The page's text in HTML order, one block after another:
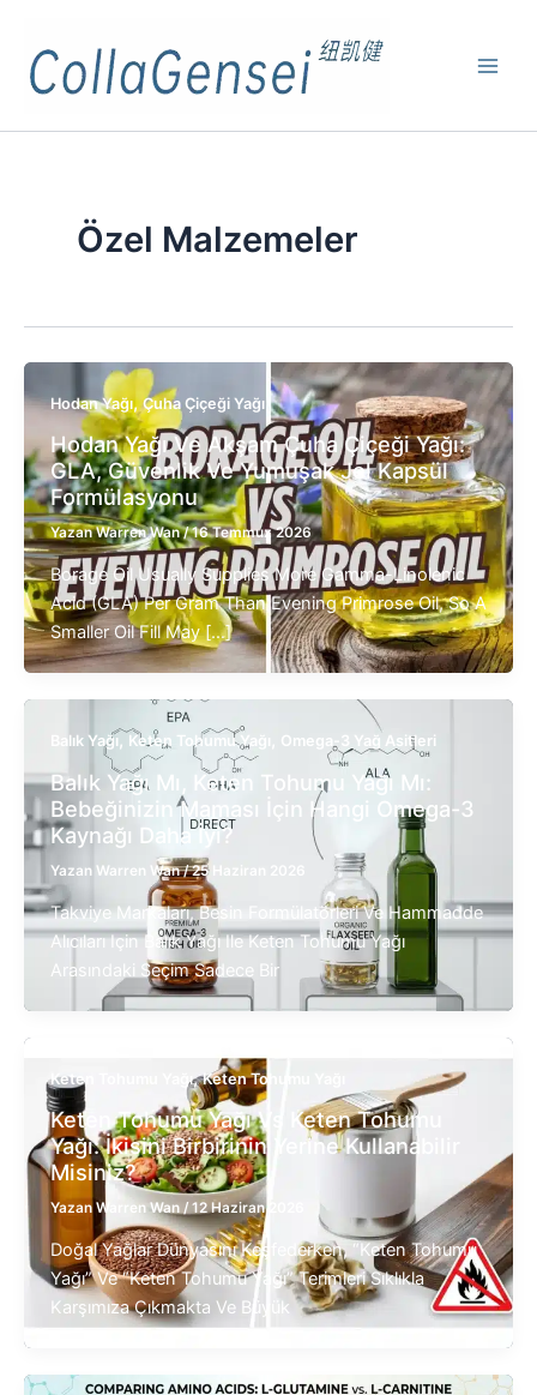
Özel Malzemeler
Hodan Yağı,Çuha Çiçeği Yağı
Hodan Yağı Ve Akşam Çuha Çiçeği Yağı:
GLA, Güvenlik Ve Yumuşak Jel Kapsül
Formülasyonu
Yazan Warren Wan/16 Temmuz 2026
Borage Oil Usually Supplies More Gamma-Linolenic
Acid (GLA) Per Gram Than Evening Primrose Oil, So A
Smaller Oil Fill May […]
Balık Yağı,Keten Tohumu Yağı , Omega-3 Yağ Asitleri
Balık Yağı Mı, Keten Tohumu Yağı Mı:
Bebeğinizin Maması İçin Hangi Omega-3
Kaynağı Daha İyi?
Yazan Warren Wan/25 Haziran 2026
Takviye Markaları, Besin Formülatörleri Ve Hammadde
Alıcıları Için Balık Yağı Ile Keten Tohumu Yağı
Arasındaki Seçim Sadece Bir
Keten Tohumu Yağı,Keten Tohumu Yağı
Keten Tohumu Yağı Vs Keten Tohumu
Yağı: İkisini Birbirinin Yerine Kullanabilir
Misiniz?
Yazan Warren Wan / 12 Haziran 2026
Doğal Yağlar Dünyasını Keşfederken, “keten Tohumu
Yağı” Ve “keten Tohumu Yağı” Terimleri Sıklıkla
Karşımıza Çıkmakta Ve Büyük